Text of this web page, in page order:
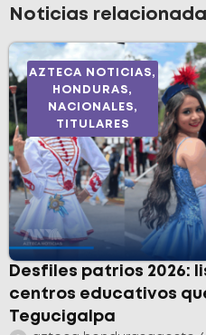
Noticias
AZTECA NOTICIAS,
HONDURAS,
NACIONALES,
TITULARES
Desfiles patrios 2026:
centros educativos
Tegucigalpa